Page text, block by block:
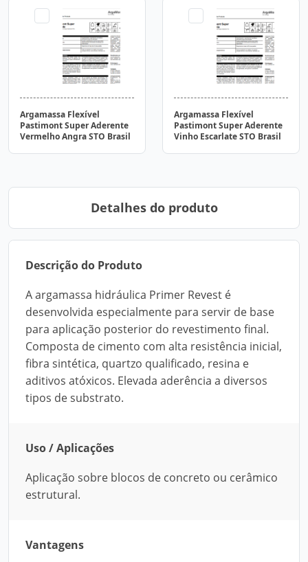
Argamassa Flexível
Pastimont Super Aderente
Vermelho Angra STO Brasil
Argamassa Flexível
Pastimont Super Aderente
Vinho Escarlate STO Brasil
Detalhes do produto
Descrição do Produto
A argamassa hidráulica Primer Revest é
desenvolvida especialmente para servir de base
para aplicação posterior do revestimento final.
Composta de cimento com alta resistência inicial,
fibra sintética, quartzo qualificado, resina e
aditivos atóxicos. Elevada aderência a diversos
tipos de substrato.
Uso / Aplicações
Aplicação sobre blocos de concreto ou cerâmico
estrutural.
Vantagens